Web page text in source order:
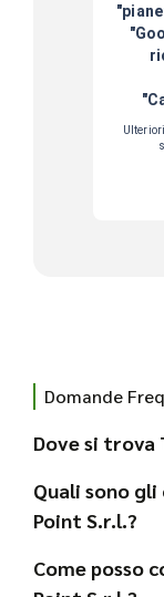
Domande
Dove si trova
Quali sono
Point S.r.l.?
Come posso